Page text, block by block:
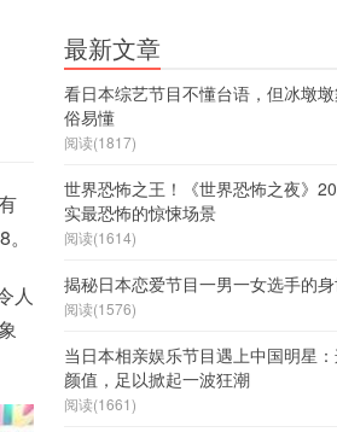
人
最新文章
看日本综艺节目不懂台语，但冰墩
俗易懂
阅读(1817)
世界恐怖之王！《世界恐怖之夜》
实最恐怖的惊悚场景
阅读(1614)
揭秘日本恋爱节目一男一女选手的
阅读(1576)
当日本相亲娱乐节目遇上中国明星
颜值，足以掀起一波狂潮
阅读(1661)